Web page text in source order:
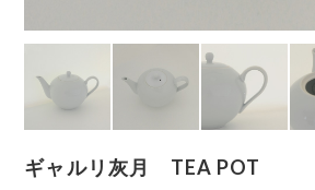
ギャルリ灰月 TEA POT